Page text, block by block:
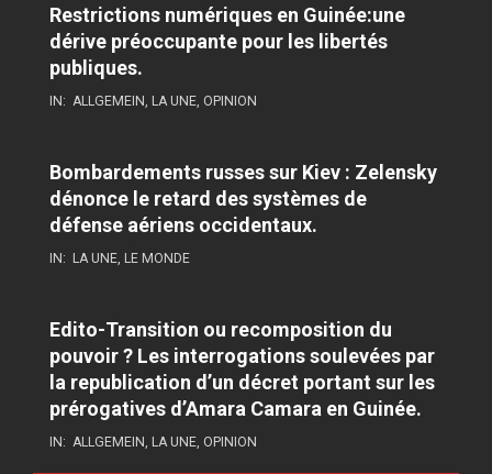
Restrictions numériques en Guinée:une
dérive préoccupante pour les libertés
publiques.
IN: ALLGEMEIN, LA UNE, OPINION
Bombardements russes sur Kiev : Zelensky
dénonce le retard des systèmes de
défense aériens occidentaux.
IN: LA UNE, LE MONDE
Edito-Transition ou recomposition du
pouvoir ? Les interrogations soulevées par
la republication d’un décret portant sur les
prérogatives d’Amara Camara en Guinée.
IN: ALLGEMEIN, LA UNE, OPINION